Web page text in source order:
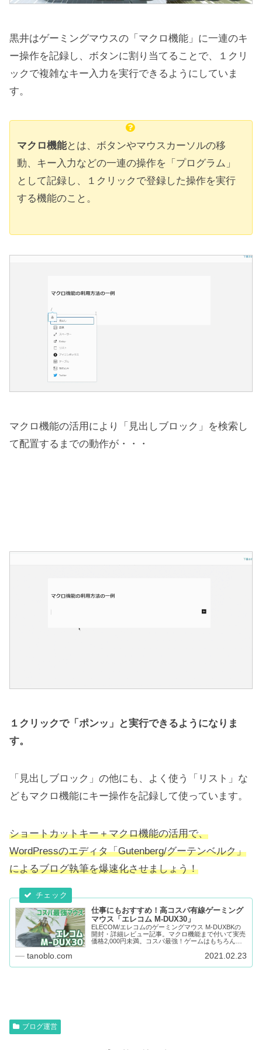
黒井はゲーミングマウスの「マクロ機能」に一連のキ
ー操作を記録し、ボタンに割り当てることで、１クリ
ックで複雑なキー入力を実行できるようにしていま
す。
マクロ機能とは、ボタンやマウスカーソルの移
動、キー入力などの一連の操作を「プログラム」
として記録し、１クリックで登録した操作を実行
する機能のこと。
マクロ機能の活用により「見出しブロック」を検索し
て配置するまでの動作が・・・
１クリックで「ポンッ」と実行できるようになりま
す。
「見出しブロック」の他にも、よく使う「リスト」な
どもマクロ機能にキー操作を記録して使っています。
ショートカットキー＋マクロ機能の活用で、
WordPressのエディタ「Gutenberg/グーテンベルク」
によるブログ執筆を爆速化させましょう！
仕事にもおすすめ！高コスパ有線ゲーミング
マウス「エレコム M-DUX30」
ELECOM/エレコムのゲーミングマウス M-DUXBKの
開封・詳細レビュー記事。マクロ機能まで付いて実売
価格2,000円未満。コスパ最強！ゲームはもちろんお
tanoblo.com 2021.02.23
ブログ運営